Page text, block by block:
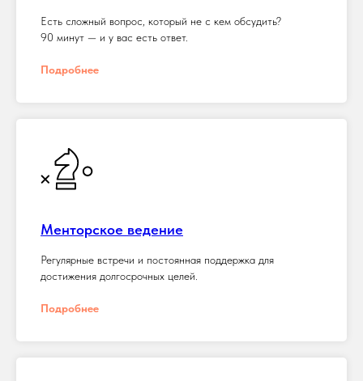
Есть сложный вопрос, который не с кем обсудить?
90 минут — и у вас есть ответ.
Подробнее
Менторское ведение
Регулярные встречи и постоянная поддержка для
достижения долгосрочных целей.
Подробнее